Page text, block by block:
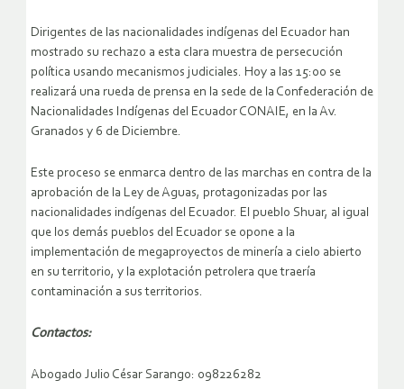
Dirigentes de las nacionalidades indígenas del Ecuador han
mostrado su rechazo a esta clara muestra de persecución
política usando mecanismos judiciales. Hoy a las 15:00 se
realizará una rueda de prensa en la sede de la Confederación de
Nacionalidades Indígenas del Ecuador CONAIE, en la Av.
Granados y 6 de Diciembre.
Este proceso se enmarca dentro de las marchas en contra de la
aprobación de la Ley de Aguas, protagonizadas por las
nacionalidades indígenas del Ecuador. El pueblo Shuar, al igual
que los demás pueblos del Ecuador se opone a la
implementación de megaproyectos de minería a cielo abierto
en su territorio, y la explotación petrolera que traería
contaminación a sus territorios.
Contactos:
Abogado Julio César Sarango: 098226282